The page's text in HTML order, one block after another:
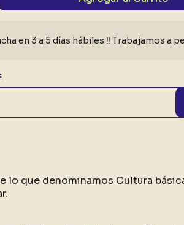
en 3 a 5 días hábiles ‼️ Trabajamos a
lo que denominamos Cultura